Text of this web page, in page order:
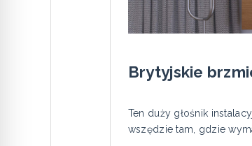
Brytyjskie
Ten duży głośnik
wszędzie tam, gdzie